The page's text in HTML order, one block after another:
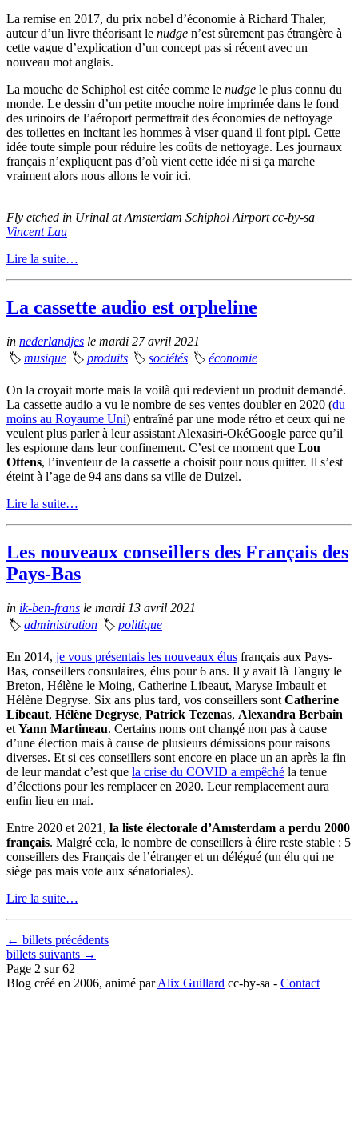
La remise en 2017, du prix nobel d’économie à Richard Thaler,
auteur d’un livre théorisant le nudge n’est sûrement pas étrangère à
cette vague d’explication d’un concept pas si récent avec un
nouveau mot anglais.
La mouche de Schiphol est citée comme le nudge le plus connu du
monde. Le dessin d’un petite mouche noire imprimée dans le fond
des urinoirs de l’aéroport permettrait des économies de nettoyage
des toilettes en incitant les hommes à viser quand il font pipi. Cette
idée toute simple pour réduire les coûts de nettoyage. Les journaux
français n’expliquent pas d’où vient cette idée ni si ça marche
vraiment alors nous allons le voir ici.
Fly etched in Urinal at Amsterdam Schiphol Airport cc-by-sa
Vincent Lau
Lire la suite…
La cassette audio est orpheline
in nederlandjes le mardi 27 avril 2021
🏷 musique 🏷 produits 🏷 sociétés 🏷 économie
On la croyait morte mais la voilà qui redevient un produit demandé.
La cassette audio a vu le nombre de ses ventes doubler en 2020 (du
moins au Royaume Uni) entraîné par une mode rétro et ceux qui ne
veulent plus parler à leur assistant Alexasiri-OkéGoogle parce qu’il
les espionne dans leur confinement. C’est ce moment que Lou
Ottens, l’inventeur de la cassette a choisit pour nous quitter. Il s’est
éteint à l’age de 94 ans dans sa ville de Duizel.
Lire la suite…
Les nouveaux conseillers des Français des
Pays-Bas
in ik-ben-frans le mardi 13 avril 2021
🏷 administration 🏷 politique
En 2014, je vous présentais les nouveaux élus français aux Pays-
Bas, conseillers consulaires, élus pour 6 ans. Il y avait là Tanguy le
Breton, Hélène le Moing, Catherine Libeaut, Maryse Imbault et
Hélène Degryse. Six ans plus tard, vos conseillers sont Catherine
Libeaut, Hélène Degryse, Patrick Tezenas, Alexandra Berbain
et Yann Martineau. Certains noms ont changé non pas à cause
d’une élection mais à cause de plusieurs démissions pour raisons
diverses. Et si ces conseillers sont encore en place un an après la fin
de leur mandat c’est que la crise du COVID a empêché la tenue
d’élections pour les remplacer en 2020. Leur remplacement aura
enfin lieu en mai.
Entre 2020 et 2021, la liste électorale d’Amsterdam a perdu 2000
français. Malgré cela, le nombre de conseillers à élire reste stable : 5
conseillers des Français de l’étranger et un délégué (un élu qui ne
siège pas mais vote aux sénatoriales).
Lire la suite…
← billets précédents
billets suivants →
Page 2 sur 62
Blog créé en 2006, animé parAlix Guillard cc-by-sa - Contact